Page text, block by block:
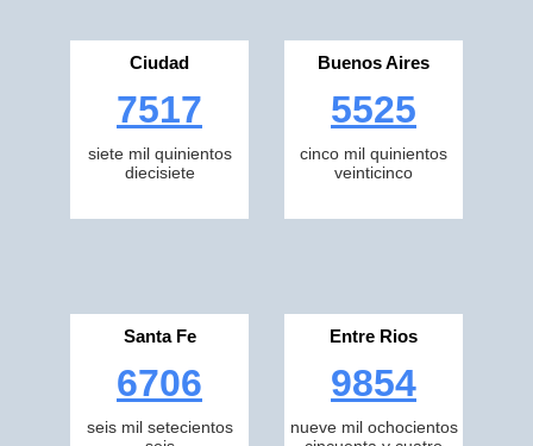
Ciudad
7517
siete mil quinientos
diecisiete
Buenos Aires
5525
cinco mil quinientos
veinticinco
Santa Fe
6706
seis mil setecientos
Entre Rios
9854
nueve mil ochocientos